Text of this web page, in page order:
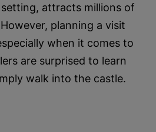
attracts millions of
planning a visit
when it comes to
are surprised to learn
walk into the castle.